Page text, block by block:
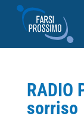
RADIO
sorriso